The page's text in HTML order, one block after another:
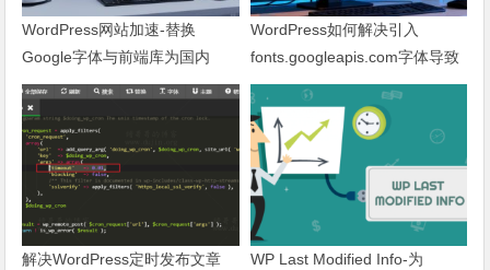
WordPress网站加速-替换
Google字体与前端库为国内
CDN镜像
WordPress如何解决引入
fonts.googleapis.com字体导致
网页响应缓慢问题
解决WordPress定时发布文章
WP Last Modified Info-为